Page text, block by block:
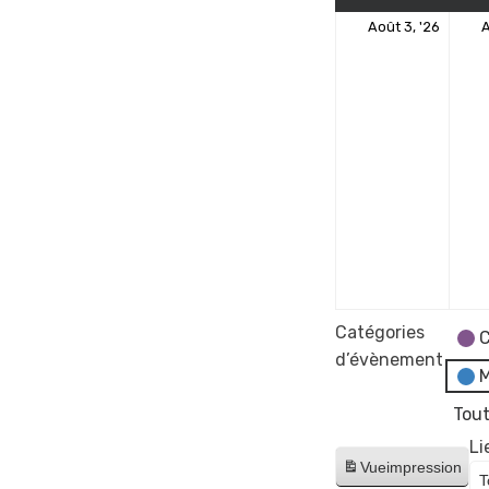
Août 3, '26
Catégories
d’évènement
Vueimpression